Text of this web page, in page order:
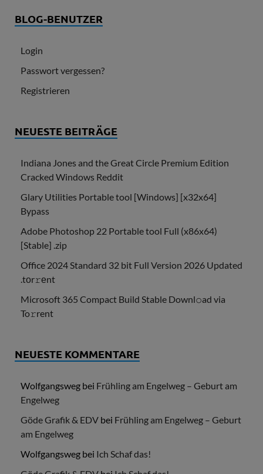
BLOG-BENUTZER
Login
Passwort vergessen?
Registrieren
NEUESTE BEITRÄGE
Indiana Jones and the Great Circle Premium Edition
Cracked Windows Reddit
Glary Utilities Portable tool [Windows] [x32x64]
Bypass
Adobe Photoshop 22 Portable tool Full (x86x64)
[Stable] .zip
Office 2024 Standard 32 bit Full Version 2026 Updated
.tоr𝚛еnt
Microsoft 365 Compact Build Stable Downl𝚘ad via
To𝚛rent
NEUESTE KOMMENTARE
Wolfgangsweg bei Frühling am Engelweg – Geburt am
Engelweg
Göde Grafik & EDV bei Frühling am Engelweg – Geburt
am Engelweg
Wolfgangsweg bei Ich Schaf das!